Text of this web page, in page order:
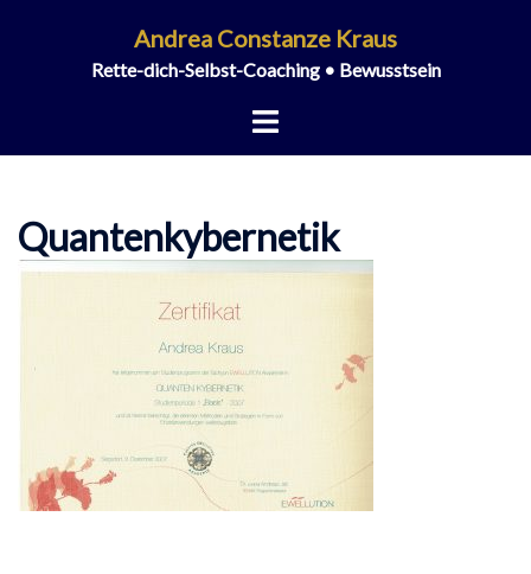
Andrea Constanze Kraus
Rette-dich-Selbst-Coaching • Bewusstsein
Menü
Quantenkybernetik